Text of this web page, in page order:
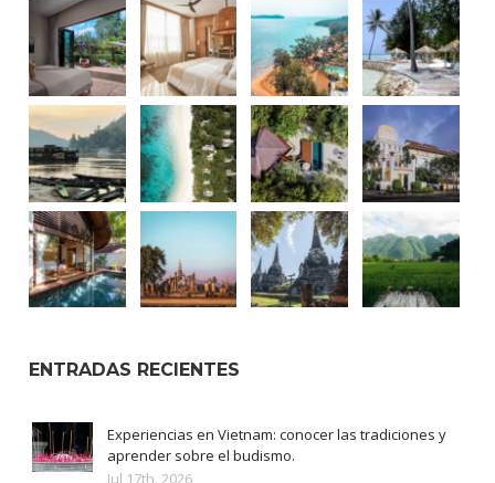
ENTRADAS RECIENTES
Experiencias en Vietnam: conocer las tradiciones y
aprender sobre el budismo.